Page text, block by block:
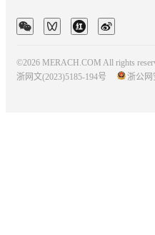
©2026 MERACH.COM All rights
浙网文(2023)5185-194号
浙公网